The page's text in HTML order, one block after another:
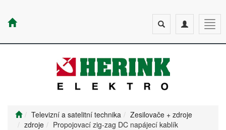
Toggle
navigation
Toggle
search
Televizní a satelitní technika
Zesilovače + zdroje
zdroje
Propojovací zig-zag DC napájecí kablík